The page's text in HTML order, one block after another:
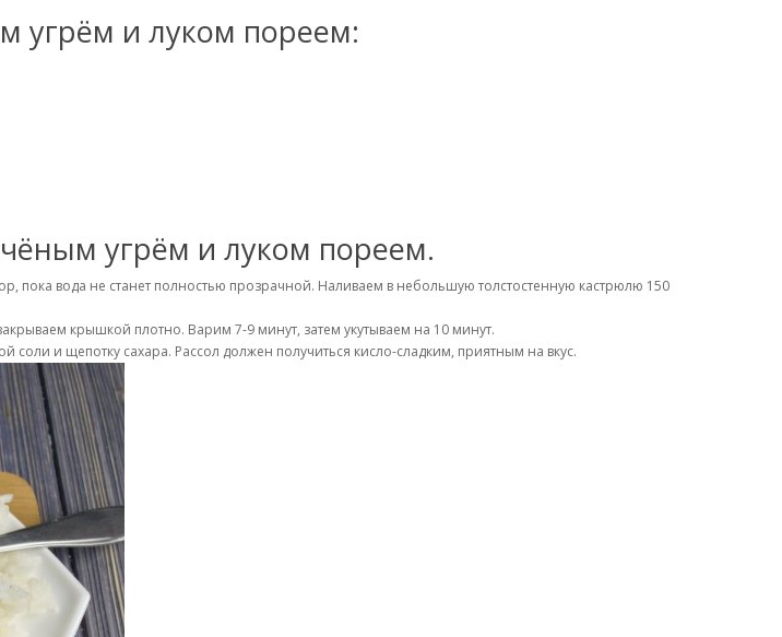
угрём и луком пореем:
угрём и луком пореем.
вода не станет полностью прозрачной. Наливаем в небольшую толстостенную кастрюлю 150
крышкой плотно. Варим 7-9 минут, затем укутываем на 10 минут.
и щепотку сахара. Рассол должен получиться кисло-сладким, приятным на вкус.